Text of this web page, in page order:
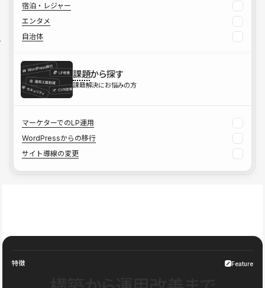
宿泊・レジャー
エンタメ
自治体
課題から探す
課題解決にお悩みの方
マーケターでのLP運用
WordPressからの移行
サイト導線の変更
特徴 Feature